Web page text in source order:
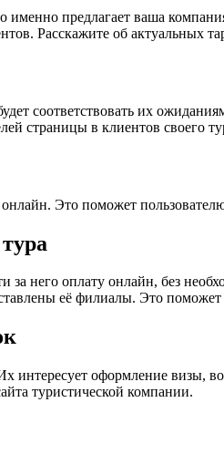
предлагает ваша
Расскажите об актуальных
соответствовать их
страницы в клиентов своего
онлайн. Это поможет
за него оплату онлайн, без
её филиалы. Это
оформление визы,
туристической компании.